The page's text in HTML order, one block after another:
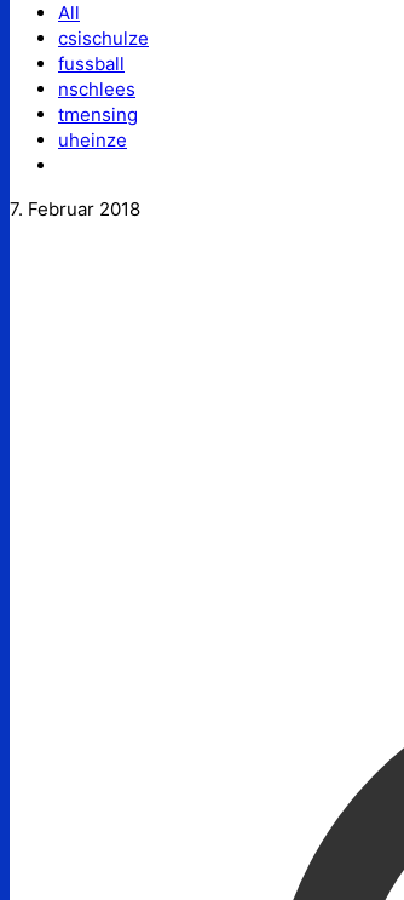
All
csischulze
fussball
nschlees
tmensing
uheinze
7. Februar 2018